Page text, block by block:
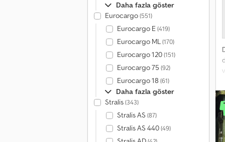
Daha fazla göster
Eurocargo(551)
Eurocargo E(419)
Eurocargo ML(170)
Eurocargo 120(151)
Eurocargo 75 (92)
Eurocargo 18 (61)
Daha fazla göster
Stralis(343)
Stralis AS (87)
Stralis AS 440(49)